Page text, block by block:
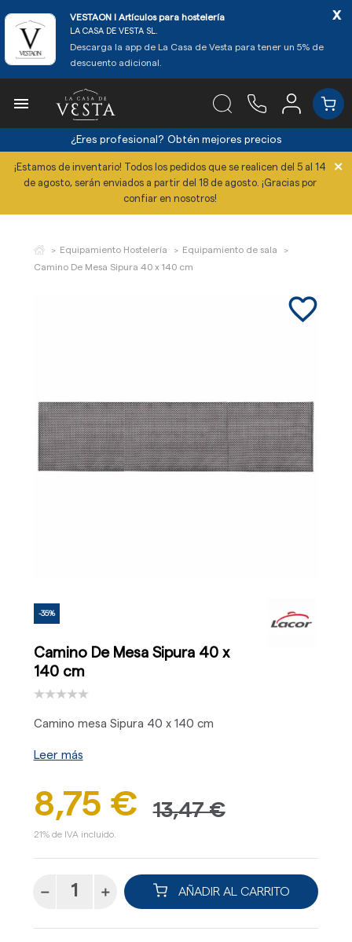
VESTAON l Artículos para hostelería
LA CASA DE VESTA SL.
Descarga la app de La Casa de Vesta para tener un 5% de
descuento adicional.
x

¿Eres profesional? Obtén mejores precios
¡Estamos de inventario! Todos los pedidos que se realicen del 5 al 14
de agosto, serán enviados a partir del 18 de agosto. ¡Gracias por
confiar en nosotros!
×
Equipamiento Hostelería
Equipamiento de sala
Camino De Mesa Sipura 40 x 140 cm
favorite_border
-35%
Camino De Mesa Sipura 40 x
140 cm
Camino mesa Sipura 40 x 140 cm
Leer más
8,75 € 13,47 €
21% de IVA incluido.
AÑADIR AL CARRITO